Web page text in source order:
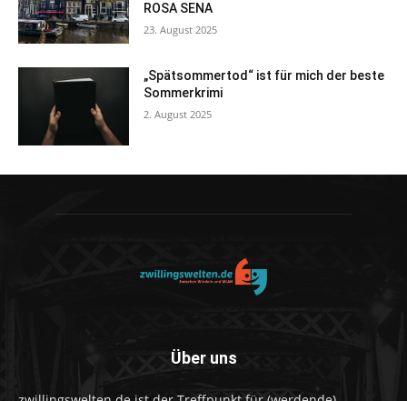
ROSA SENA
23. August 2025
„Spätsommertod“ ist für mich der beste
Sommerkrimi
2. August 2025
Über uns